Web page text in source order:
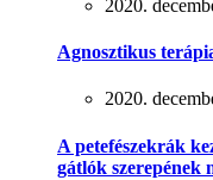
2020.
Agnosztikus
2020.
A petefészekrák
gátlók szerepének